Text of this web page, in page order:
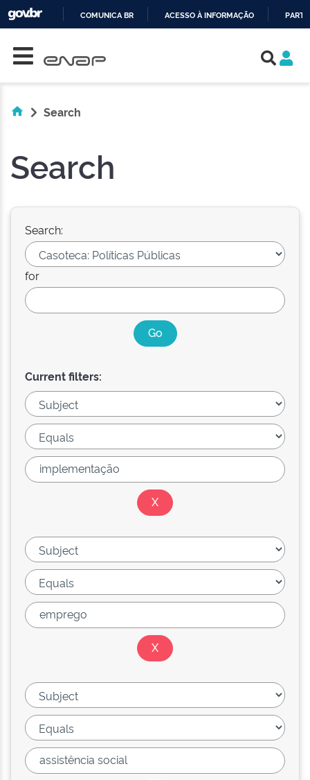
COMUNICA BR ACESSO À INFORMAÇÃO
Search
Search
Search:
for
Current filters: